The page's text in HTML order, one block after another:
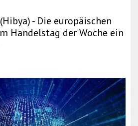
- Die europäischen
Handelstag der Woche ein